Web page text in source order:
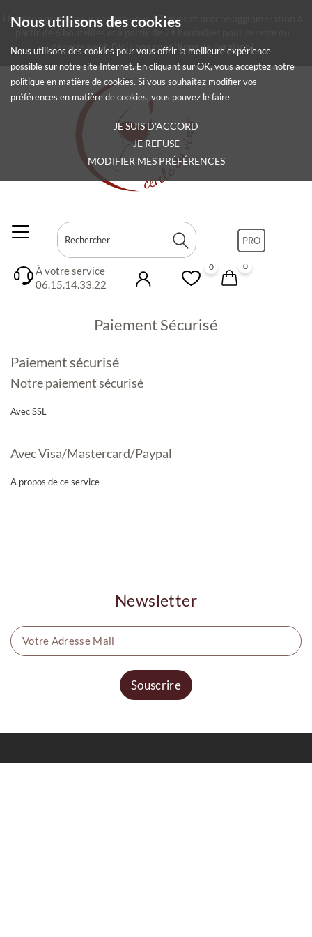
Nous utilisons des cookies
Nous utilisons des cookies pour vous offrir la meilleure expérience
possible sur notre site Internet. En cliquant sur OK, vous acceptez notre
politique en matière de cookies. Si vous souhaitez modifier vos
préférences en matière de cookies, vous pouvez le faire
JE SUIS D'ACCORD
JE REFUSE
MODIFIER MES PRÉFÉRENCES
Livraison gratuite sur rendez-vous à Troyes et proche agglomération à
département.
(Voir nos conditions de livraison)
À votre service
06.15.14.33.22
0 0
PRO
Paiement Sécurisé
Paiement sécurisé
Notre paiement sécurisé
Avec SSL
Avec Visa/Mastercard/Paypal
A propos de ce service
Newsletter
Souscrire